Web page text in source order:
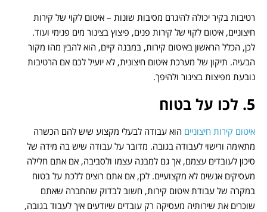
רטיבות בקיר יכולה להיגרם מסיבות שונות – איטום לקוי של קירות
חיצוניים, איטום לקוי של קירות פנים, פיצוץ בצינור מים פנימי ועוד.
לכן, הכלל הראשון באיטום קירות, במבנה קיים, הוא להבין מהו מקור
הבעיה. תיקון של מערכת איטום חיצונית, לא יועיל לכם אם הרטיבות
נובעת מפיצות בצינור ולהיפך.
5. לכו על בטוח
איטום קירות חיצוניים הוא עבודה לבעלי מקצוע שיש להם הכשרה
מתאימה ורישוי לעבודה בגובה. מדובר על עבודה שיש בה מידה של
סיכון לעובדים עצמם, אך גם למבנה עצמו ולסביבה, אם אתם חלילה
מעסיקים אנשים לא מקצועיים. לכן, אם אתם רוצים ללכת על בטוח
במקרה של עבודת איטום קירות, חשוב לבדוק שהחברה שאתם
שוכרים את שירותיה מעסיקה רק עובדים שיודעים איך לעבוד בגובה,